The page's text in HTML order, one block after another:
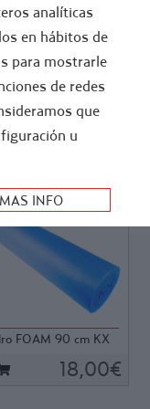
FOAM 90 cm KX
18,00€
especial iniciación,
con dos densidades,
interior más duro y
exterior de menor
esto nos aporta un
suave sin perder la
necesaria al realizar
analíticas
en hábitos de
para mostrarle
de redes
que
u